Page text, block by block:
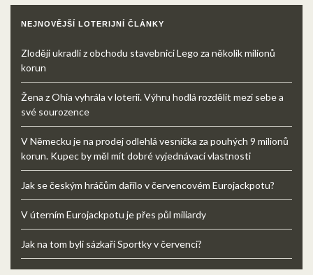
NEJNOVĚJŠÍ LOTERIJNÍ ČLÁNKY
Zloději ukradli z obchodu stavebnici Lego za několik milionů
korun
Žena z Ohia vyhrála v loterii. Výhru hodlá rozdělit mezi sebe a
své sourozence
V Německu je na prodej odlehlá vesnička za pouhých 9 milionů
korun. Kupec by měl mít dobré vyjednávací vlastnosti
Jak se českým hráčům dařilo v červencovém Eurojackpotu?
V úterním Eurojackpotu je přes půl miliardy
Jak na tom byli sázkaři Sportky v červenci?